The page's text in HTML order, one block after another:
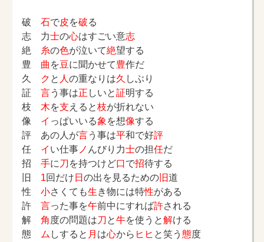
破 石で皮を破る
志 力士の心はすごい意志
絶
糸の色が泣いて絶望する
豊 曲 を豆に聞かせて豊作だ
久
ク と 人 の重なりは久 しぶり
証 言う事は正 しいと証明する
枝 木を支 えると枝が折れない
像 イ っぱいいる象 を想像する
評 あの人が言う事は平和で好評
任 イ い仕事 ノ んびり力士の担任だ
招 手に 刀 を持つけど口で招待する
旧 1回だけ 日 の出を見るための 旧道
性 小さくても生き物には特性がある
許 言った事を午前中にすれば許される
解 角 度の問題は刀 と牛を使うと解ける
態
ム しすると 月 は心から ヒヒ と笑う 態度